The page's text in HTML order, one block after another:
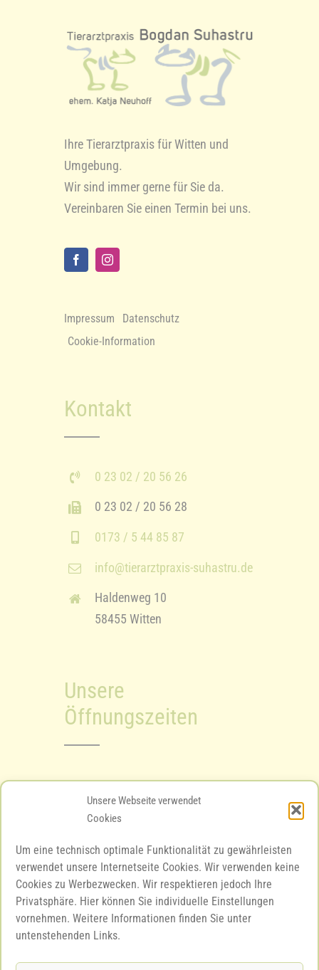
Unsere Webseite verwendet
Cookies
Um eine technisch optimale Funktionalität zu gewährleisten
verwendet unsere Internetseite Cookies. Wir verwenden keine
Cookies zu Werbezwecken. Wir respektieren jedoch Ihre
Privatsphäre. Hier können Sie individuelle Einstellungen
vornehmen. Weitere Informationen finden Sie unter
untenstehenden Links.
Ihre Tierarztpraxis für Witten und
Umgebung.
Wir sind immer gerne für Sie da.
Vereinbaren Sie einen Termin bei uns.
Impressum
Datenschutz
Cookie-Information
Kontakt
0 23 02 / 20 56 26
0 23 02 / 20 56 28
0173 / 5 44 85 87
info@tierarztpraxis-suhastru.de
Haldenweg 10
58455 Witten
Unsere
Öffnungszeiten
Mo – Fr 15.00 – 18.00 Uhr
Sa 10.00 – 12.00 Uhr
Unsere Bewertungen